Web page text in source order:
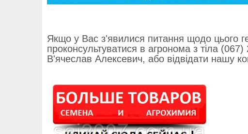
Якщо у Вас з'явилися питання щодо цього
проконсультуватися в агронома з тіла
В'ячеслав Алексевич, або відвідати нашу